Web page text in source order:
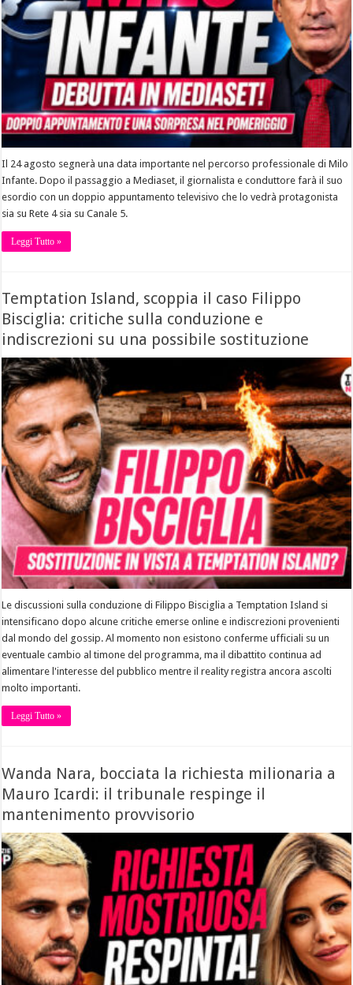
Il 24 agosto segnerà una data importante nel percorso professionale di Milo
Infante. Dopo il passaggio a Mediaset, il giornalista e conduttore farà il suo
esordio con un doppio appuntamento televisivo che lo vedrà protagonista
sia su Rete 4 sia su Canale 5.
Leggi Tutto »
Temptation Island, scoppia il caso Filippo
Bisciglia: critiche sulla conduzione e
indiscrezioni su una possibile sostituzione
Le discussioni sulla conduzione di Filippo Bisciglia a Temptation Island si
intensificano dopo alcune critiche emerse online e indiscrezioni provenienti
dal mondo del gossip. Al momento non esistono conferme ufficiali su un
eventuale cambio al timone del programma, ma il dibattito continua ad
alimentare l'interesse del pubblico mentre il reality registra ancora ascolti
molto importanti.
Leggi Tutto »
Wanda Nara, bocciata la richiesta milionaria a
Mauro Icardi: il tribunale respinge il
mantenimento provvisorio